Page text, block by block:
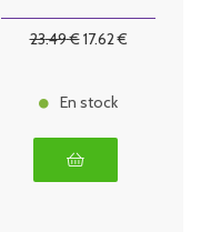
Peaux Sèches,
23.49€17.62€
En stock